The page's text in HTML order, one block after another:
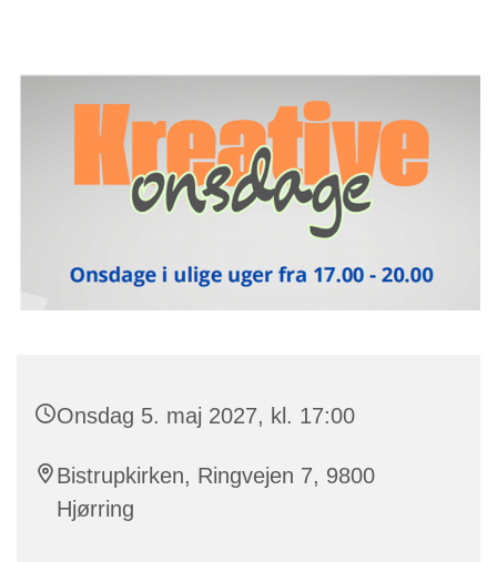
Onsdag 5. maj 2027, kl. 17:00
Bistrupkirken, Ringvejen 7, 9800
Hjørring